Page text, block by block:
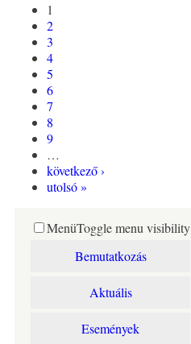
1
2
3
4
5
6
7
8
9
…
következő ›
utolsó »
MenüToggle menu visibility
Bemutatkozás
Aktuális
Események